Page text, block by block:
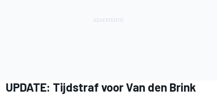
UPDATE: Tijdstraf voor Van den Brink